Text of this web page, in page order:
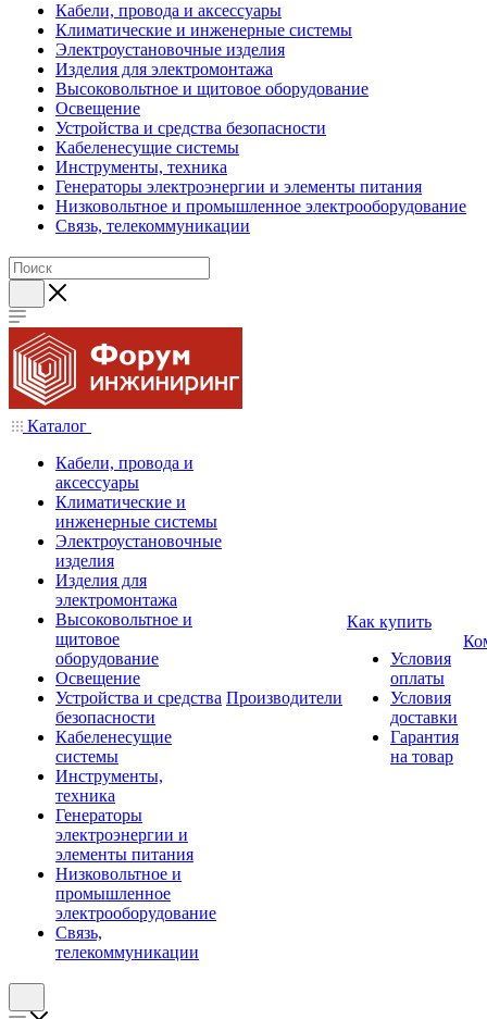
Кабели, провода и аксессуары
Климатические и инженерные системы
Электроустановочные изделия
Изделия для электромонтажа
Высоковольтное и щитовое оборудование
Освещение
Устройства и средства безопасности
Кабеленесущие системы
Инструменты, техника
Генераторы электроэнергии и элементы питания
Низковольтное и промышленное электрооборудование
Связь, телекоммуникации
Каталог
Кабели, провода и
аксессуары
Климатические и
инженерные системы
Электроустановочные
изделия
Изделия для
электромонтажа
Высоковольтное и
щитовое
оборудование
Освещение
Устройства и средства
безопасности
Кабеленесущие
системы
Инструменты,
техника
Генераторы
электроэнергии и
элементы питания
Низковольтное и
промышленное
электрооборудование
Связь,
телекоммуникации
Производители
Как купить
Условия
оплаты
Условия
доставки
Гарантия
на товар